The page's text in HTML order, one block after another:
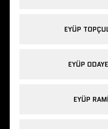
EYÜP
EYÜP
EYÜP